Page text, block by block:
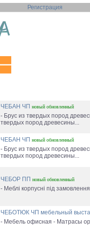
Регистрация
ЧЕБАН ЧП новый обновленный
- Брус из твердых пород
твердых пород древесины...
ЧЕБАН ЧП новый обновленный
- Брус из твердых пород
твердых пород древесины...
ЧЕБОР ПП новый обновленный
- Меблі корпусні під
ЧЕБОТЮК ЧП мебельный
- Мебель офисная - Матрасы